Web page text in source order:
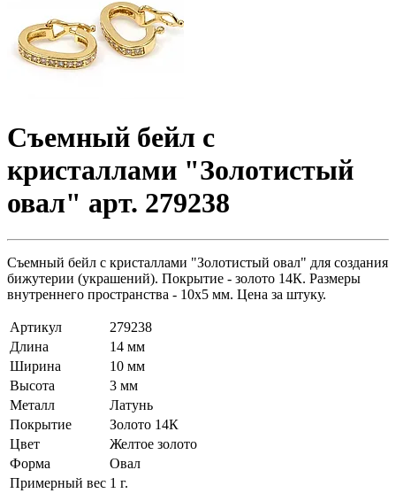
Съемный бейл с
кристаллами "Золотистый
овал" арт. 279238
Съемный бейл с кристаллами "Золотистый овал" для создания
бижутерии (украшений). Покрытие - золото 14К. Размеры
внутреннего пространства - 10х5 мм. Цена за штуку.
Артикул
279238
Длина
14 мм
Ширина
10 мм
Высота
3 мм
Металл
Латунь
Покрытие
Золото 14К
Цвет
Желтое золото
Форма
Овал
Примерный вес 1 г.